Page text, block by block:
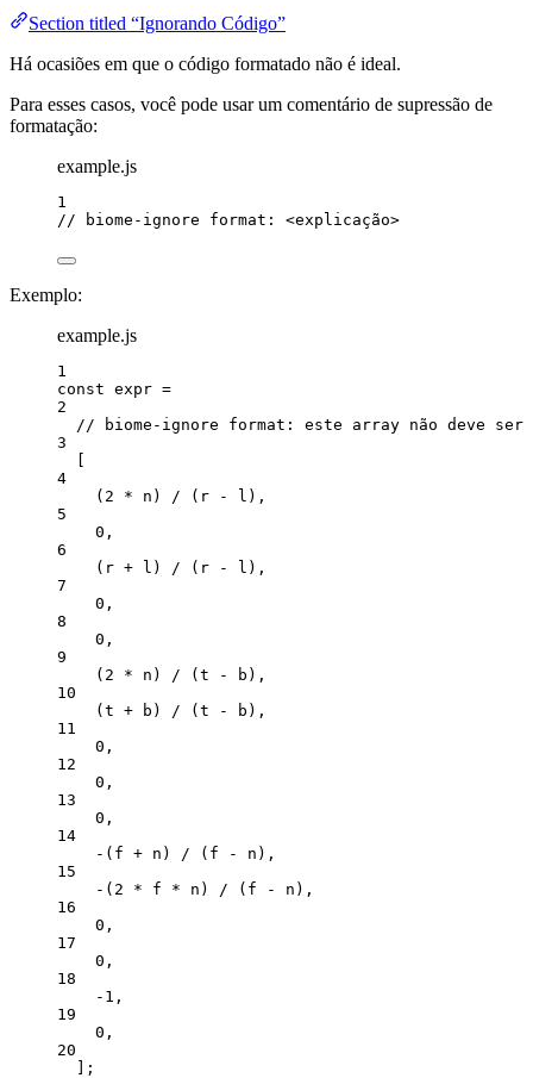
Section titled “Ignorando Código”
Há ocasiões em que o código formatado não é ideal.
Para esses casos, você pode usar um comentário de supressão de
formatação:
example.js
1
// biome-ignore format: <explicação>
Exemplo:
example.js
1
const expr =
2
// biome-ignore format: este array não deve ser
3
4
( 2 * n ) / ( r - l ),
5
0 ,
6
( r + l ) / ( r - l ),
7
0 ,
8
0 ,
9
( 2 * n ) / ( t - b ),
10
( t + b ) / ( t - b ),
11
0 ,
12
0 ,
13
0 ,
14
- ( f + n ) / ( f - n ),
15
- ( 2 * f * n ) / ( f - n ),
16
0 ,
17
0 ,
18
- 1 ,
19
0 ,
20
];